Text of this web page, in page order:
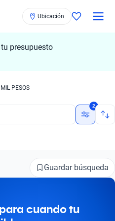
Ubicación
presupuesto
PESOS
2
Guardar búsqueda
cuando tu